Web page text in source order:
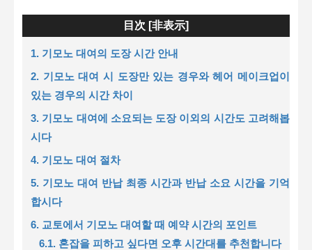
目次 [非表示]
1. 기모노 대여의 도장 시간 안내
2. 기모노 대여 시 도장만 있는 경우와 헤어 메이크업이
있는 경우의 시간 차이
3. 기모노 대여에 소요되는 도장 이외의 시간도 고려해봅
시다
4. 기모노 대여 절차
5. 기모노 대여 반납 최종 시간과 반납 소요 시간을 기억
합시다
6. 교토에서 기모노 대여할 때 예약 시간의 포인트
6.1. 혼잡을 피하고 싶다면 오후 시간대를 추천합니다